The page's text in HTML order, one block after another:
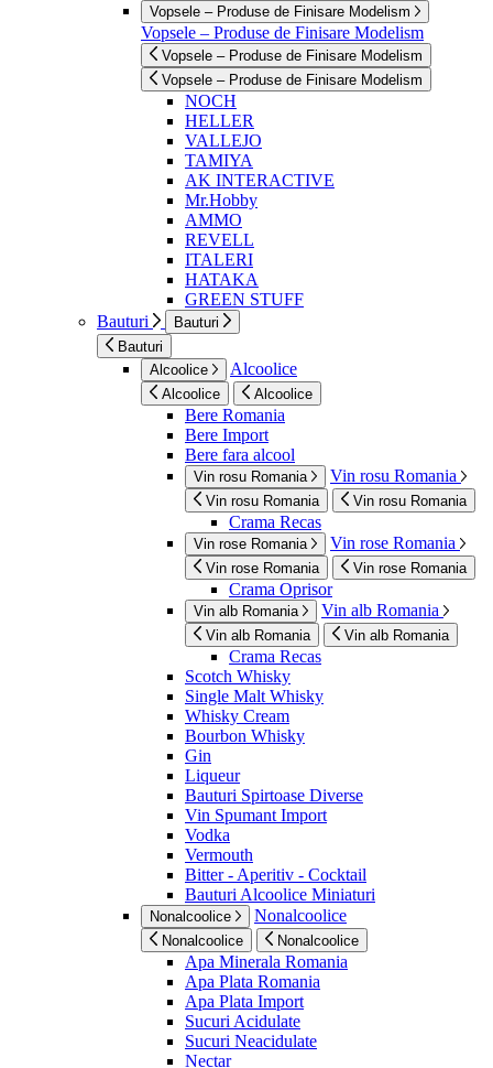
Vopsele – Produse de Finisare Modelism
Vopsele – Produse de Finisare Modelism
Vopsele – Produse de Finisare Modelism
Vopsele – Produse de Finisare Modelism
NOCH
HELLER
VALLEJO
TAMIYA
AK INTERACTIVE
Mr.Hobby
AMMO
REVELL
ITALERI
HATAKA
GREEN STUFF
Bauturi
Bauturi
Bauturi
Alcoolice
Alcoolice
Alcoolice Alcoolice
Bere Romania
Bere Import
Bere fara alcool
Vin rosu Romania Vin rosu Romania
Vin rosu Romania Vin rosu Romania
Crama Recas
Vin rose Romania Vin rose Romania
Vin rose Romania Vin rose Romania
Crama Oprisor
Vin alb Romania Vin alb Romania
Vin alb Romania Vin alb Romania
Crama Recas
Scotch Whisky
Single Malt Whisky
Whisky Cream
Bourbon Whisky
Gin
Liqueur
Bauturi Spirtoase Diverse
Vin Spumant Import
Vodka
Vermouth
Bitter - Aperitiv - Cocktail
Bauturi Alcoolice Miniaturi
Nonalcoolice Nonalcoolice
Nonalcoolice Nonalcoolice
Apa Minerala Romania
Apa Plata Romania
Apa Plata Import
Sucuri Acidulate
Sucuri Neacidulate
Nectar